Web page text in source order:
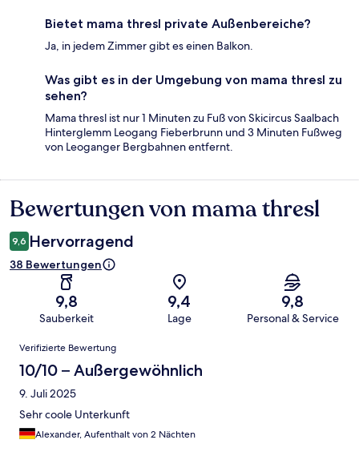
Bietet mama thresl private Außenbereiche?
Ja, in jedem Zimmer gibt es einen Balkon.
Was gibt es in der Umgebung von mama thresl zu
sehen?
Mama thresl ist nur 1 Minuten zu Fuß von Skicircus Saalbach
Hinterglemm Leogang Fieberbrunn und 3 Minuten Fußweg
von Leoganger Bergbahnen entfernt.
Bewertungen
Bewertungen von mama thresl
9,6 Hervorragend
38 Bewertungen
9,8
Sauberkeit
9,4
Lage
9,8
Personal & Service
Bewertungen
Verifizierte Bewertung
10/10 – Außergewöhnlich
9. Juli 2025
Sehr coole Unterkunft
Alexander, Aufenthalt von 2 Nächten